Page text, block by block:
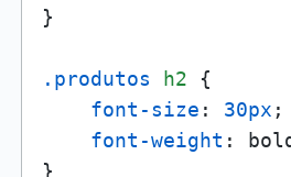
}
.produtos h2 {
font-size : 30px ;
font-weight :
}